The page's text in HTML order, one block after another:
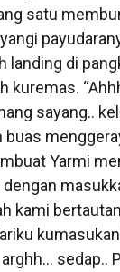
satu
landing di
kuremas.
sayang..
Yarmi
kami
sedap..